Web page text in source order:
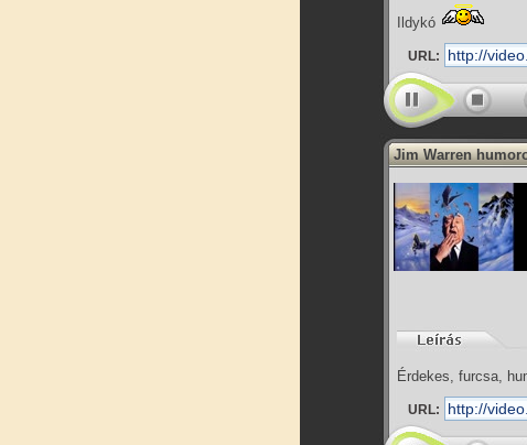
Ildykó
URL:
Jim Warren
Érdekes, furcsa,
URL: